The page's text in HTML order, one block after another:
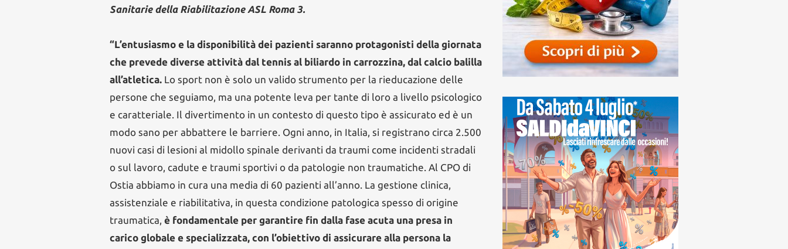
Sanitarie della Riabilitazione ASL Roma 3.
“L’entusiasmo e la disponibilità dei pazienti saranno protagonisti della giornata
che prevede diverse attività dal tennis al biliardo in carrozzina, dal calcio balilla
all’atletica. Lo sport non è solo un valido strumento per la rieducazione delle
persone che seguiamo, ma una potente leva per tante di loro a livello psicologico
e caratteriale. Il divertimento in un contesto di questo tipo è assicurato ed è un
modo sano per abbattere le barriere. Ogni anno, in Italia, si registrano circa 2.500
nuovi casi di lesioni al midollo spinale derivanti da traumi come incidenti stradali
o sul lavoro, cadute e traumi sportivi o da patologie non traumatiche. Al CPO di
Ostia abbiamo in cura una media di 60 pazienti all’anno. La gestione clinica,
assistenziale e riabilitativa, in questa condizione patologica spesso di origine
traumatica, è fondamentale per garantire fin dalla fase acuta una presa in
carico globale e specializzata, con l’obiettivo di assicurare alla persona la